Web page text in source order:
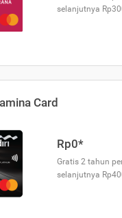
selanjutnya
Card
Rp0*
Gratis 2 tahun
selanjutnya